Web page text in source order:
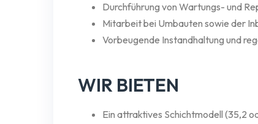
Durchführung von Wartungs- und
Mitarbeit bei Umbauten sowie der
Vorbeugende Instandhaltung und
WIR BIETEN
Ein attraktives Schichtmodell (35,2